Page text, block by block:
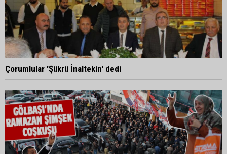
Çorumlular 'Şükrü İnaltekin' dedi